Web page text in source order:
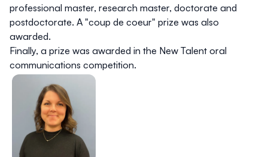
professional master, research master, doctorate and
postdoctorate. A "coup de coeur" prize was also
awarded.
Finally, a prize was awarded in the New Talent oral
communications competition.